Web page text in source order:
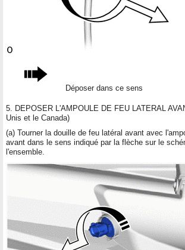
Déposer dans ce sens
5. DEPOSER L'AMPOULE DE FEU LATERAL
Unis et le Canada)
(a) Tourner la douille de feu latéral avant avec
avant dans le sens indiqué par la flèche sur le
l'ensemble.